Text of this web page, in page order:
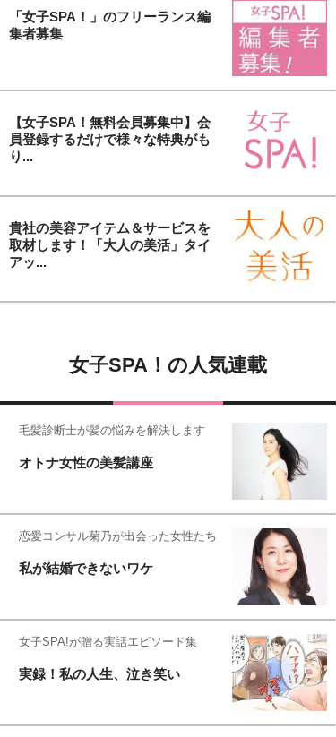
「女子SPA！」のフリーランス編
集者募集
【女子SPA！無料会員募集中】会
員登録するだけで様々な特典がも
り...
貴社の美容アイテム＆サービスを
取材します！「大人の美活」タイ
アッ...
女子SPA！の人気連載
毛髪診断士が髪の悩みを解決します
オトナ女性の美髪講座
恋愛コンサル菊乃が出会った女性たち
私が結婚できないワケ
女子SPA!が贈る実話エピソード集
実録！私の人生、泣き笑い